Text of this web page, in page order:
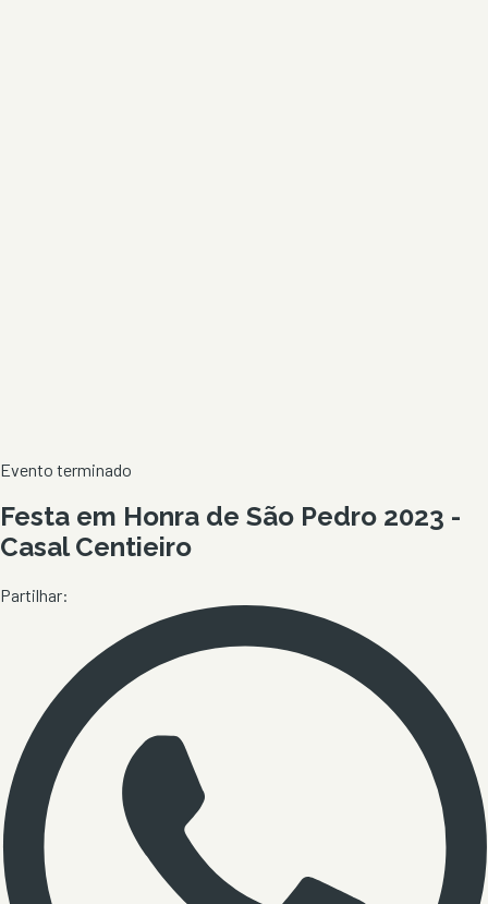
Evento terminado
Festa em Honra de São Pedro 2023 -
Casal Centieiro
Partilhar: